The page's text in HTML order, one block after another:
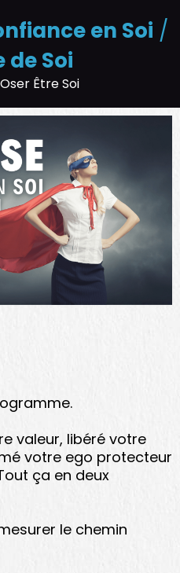
en Soi /
de Soi
Oser Être Soi
valeur, libéré votre
votre ego protecteur
ça en deux
le chemin